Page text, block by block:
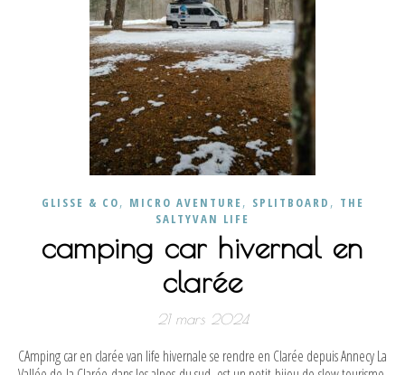
GLISSE & CO, MICRO AVENTURE, SPLITBOARD , THE
SALTYVAN LIFE
camping car hivernal en
clarée
21 mars 2024
CAmping car en clarée van life hivernale se rendre en Clarée depuis Annecy La